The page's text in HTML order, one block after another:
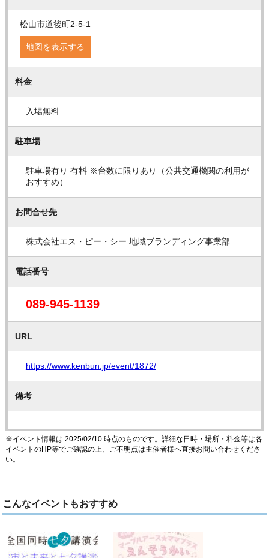
松山市道後町2-5-1
地図を表示する
料金
入場無料
駐車場
駐車場有り 有料 ※台数に限りあり（公共交通機関の利用が
おすすめ）
お問合せ先
株式会社エス・ピー・シー 地域ブランディング事業部
電話番号
089-945-1139
URL
https://www.kenbun.jp/event/1872/
備考
※イベント情報は 2025/02/10 時点のものです。詳細な日時・場所・料金等は各
イベントのHP等でご確認の上、ご不明点は主催者様へ直接お問い合わせくださ
い。
こんなイベントもおすすめ